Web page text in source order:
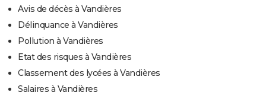
Avis de décès à Vandières
Délinquance à Vandières
Pollution à Vandières
Etat des risques à Vandières
Classement des lycées à Vandières
Salaires à Vandières